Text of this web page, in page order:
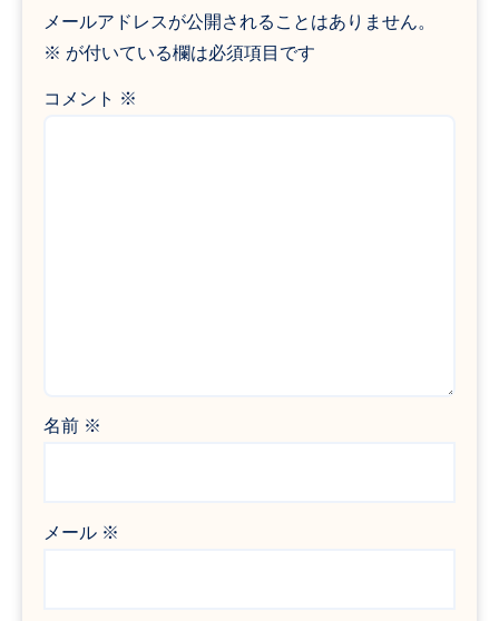
メールアドレスが公開されることはありません。
※ が付いている欄は必須項目です
コメント ※
名前 ※
メール ※